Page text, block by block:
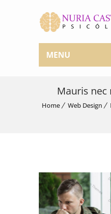
MENU
Mauris nec
Home Web Design